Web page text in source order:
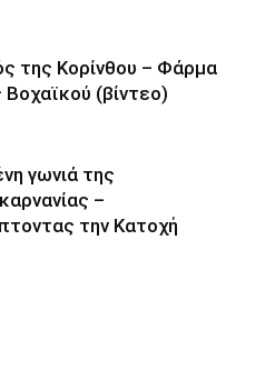
της Κορίνθου – Φάρμα
(βίντεο)
γωνιά της
–
την Κατοχή